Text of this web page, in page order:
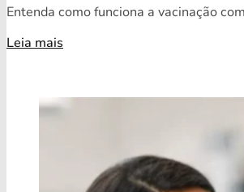
Entenda como funciona a vacinação
Leia mais